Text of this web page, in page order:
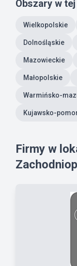
Obszary w
Wielkopolskie
Dolnośląskie
Mazowieckie
Małopolskie
Warmińsko-
Kujawsko-
Firmy w